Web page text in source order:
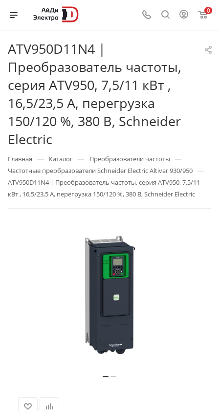
0
ATV950D11N4 |
Преобразователь частоты,
серия ATV950, 7,5/11 кВт ,
16,5/23,5 А, перегрузка
150/120 %, 380 В, Schneider
Electric
Главная — Каталог — Преобразователи частоты —
Частотные преобразователи Schneider Electric Altivar 930/950 —
ATV950D11N4 | Преобразователь частоты, серия ATV950, 7,5/11
кВт , 16,5/23,5 А, перегрузка 150/120 %, 380 В, Schneider Electric